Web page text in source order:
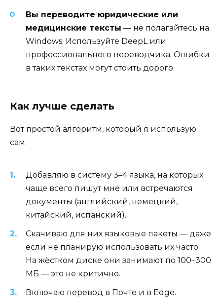
Вы переводите юридические или
медицинские тексты — не полагайтесь на
Windows. Используйте DeepL или
профессионального переводчика. Ошибки
в таких текстах могут стоить дорого.
Как лучше сделать
Вот простой алгоритм, который я использую
сам:
Добавляю в систему 3–4 языка, на которых
чаще всего пишут мне или встречаются
документы (английский, немецкий,
китайский, испанский).
Скачиваю для них языковые пакеты — даже
если не планирую использовать их часто.
На жёстком диске они занимают по 100–300
МБ — это не критично.
Включаю перевод в Почте и в Edge.